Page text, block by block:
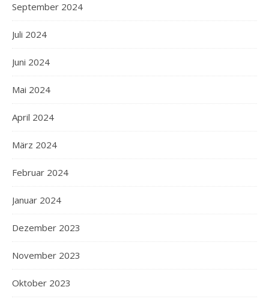
September 2024
Juli 2024
Juni 2024
Mai 2024
April 2024
März 2024
Februar 2024
Januar 2024
Dezember 2023
November 2023
Oktober 2023